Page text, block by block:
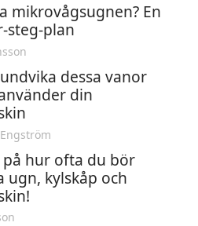
mikrovågsugnen? En
steg-plan
dessa vanor
din
på hur ofta du bör
ugn, kylskåp och